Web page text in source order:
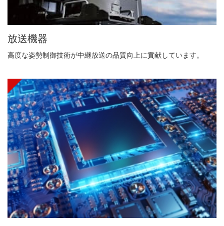
放送機器
高度な姿勢制御技術が中継放送の品質向上に貢献しています。